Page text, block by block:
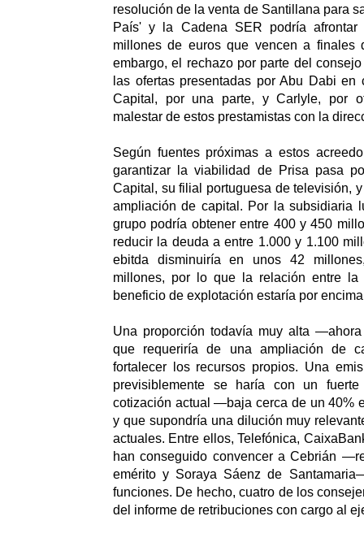
resolución de la venta de Santillana para
País' y la Cadena SER podría
millones de euros que vencen a finales
embargo, el rechazo por parte del
las ofertas presentadas por Abu Dabi en
Capital, por una parte, y Carlyle, por
malestar de estos prestamistas con la
Según fuentes próximas a estos
garantizar la viabilidad de Prisa pasa
Capital, su filial portuguesa de televisión,
ampliación de capital. Por la subsidiaria
grupo podría obtener entre 400 y 450
reducir la deuda a entre 1.000 y 1.100
ebitda disminuiría en unos 42
millones, por lo que la relación entre
beneficio de explotación estaría por
Una proporción todavía muy alta
que requeriría de una ampliación de
fortalecer los recursos propios. Una
previsiblemente se haría con un
cotización actual —baja cerca de un 40%
y que supondría una dilución muy
actuales. Entre ellos, Telefónica,
han conseguido convencer a Cebrián
emérito y Soraya Sáenz de
funciones. De hecho, cuatro de los
del informe de retribuciones con cargo al